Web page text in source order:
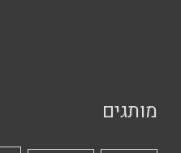
מותגים